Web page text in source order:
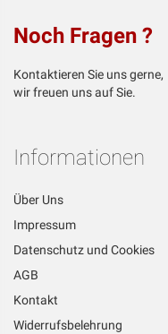
Noch Fragen ?
Kontaktieren Sie uns gerne,
wir freuen uns auf Sie.
Informationen
Über Uns
Impressum
Datenschutz und Cookies
AGB
Kontakt
Widerrufsbelehrung